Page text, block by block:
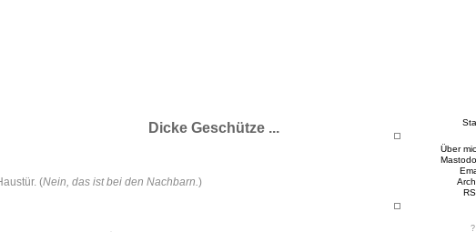
Über
Dicke Geschütze ...
(Nein, das ist bei den Nachbarn.)